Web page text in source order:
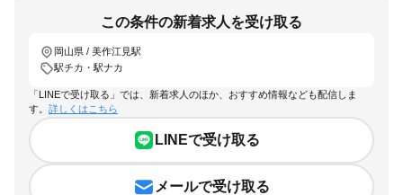
この条件の新着求人を受け取る
岡山県 / 美作江見駅
駅チカ・駅ナカ
「LINEで受け取る」では、新着求人のほか、おすすめ情報なども配信しま
す。 詳しくはこちら
LINEで受け取る
メールで受け取る